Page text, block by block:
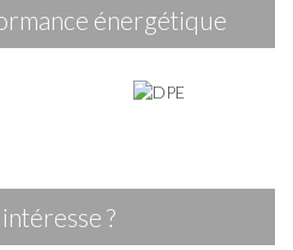
énergétique
?